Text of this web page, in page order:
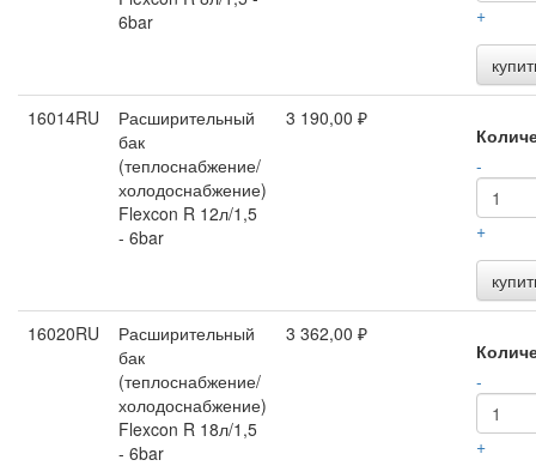
6bar
+
16014RU
Расширительный
бак
(теплоснабжение/
холодоснабжение)
Flexcon R 12л/1,5
- 6bar
3 190,00 ₽
-
+
16020RU
Расширительный
бак
(теплоснабжение/
холодоснабжение)
Flexcon R 18л/1,5
- 6bar
3 362,00 ₽
-
+